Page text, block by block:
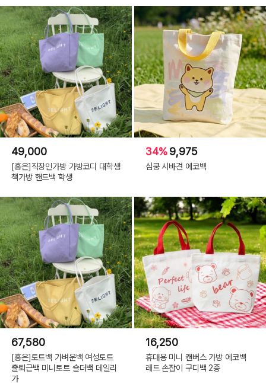
49,000
[홍은]직장인가방 가방코디 대학생
책가방 핸드백 학생
34%9,975
심쿵 시바견 에코백
67,580
[홍은]토트백 가벼운백 여성토트
출퇴근백 미니토트 숄더백 데일리
가
16,250
휴대용 미니 캔버스 가방 에코백
레드 손잡이 구디백 2종